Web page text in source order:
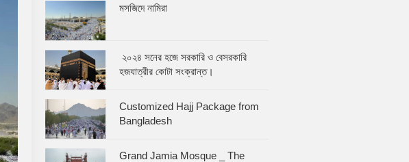
মসজিদে নামিরা
২০২৪ সনের হজে সরকারি ও বেসরকারি
হজযাত্রীর কোটা সংক্রান্ত।
Customized Hajj Package from
Bangladesh
Grand Jamia Mosque _ The